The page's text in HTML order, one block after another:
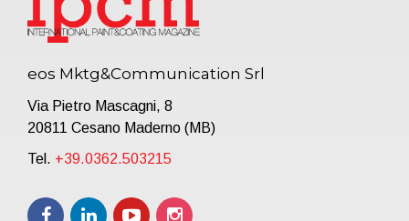
eos Mktg&Communication Srl
Via Pietro Mascagni, 8
20811 Cesano Maderno (MB)
Tel. +39.0362.503215